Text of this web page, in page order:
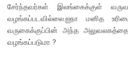
சேர்ந்தவர்கள் இலங்கைக்குள்
வழங்கப்படவில்லை.ஐநா மனித
வருகைக்குப்பின் அந்த
வழங்கப்படுமா ?